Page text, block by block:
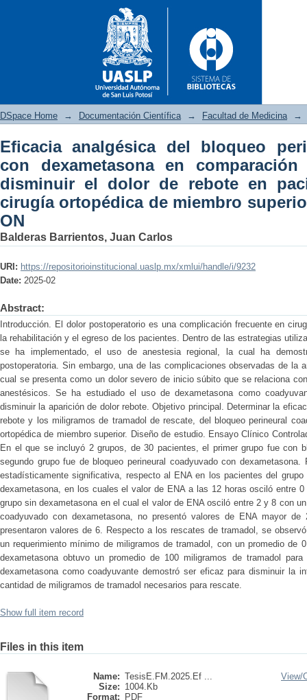
Eficacia analgésica del
comparación con
sometidos a cirugía
DSpace Home → Documentación Científica → Facultad de Medicina →
Eficacia analgésica del bloqueo
con dexametasona en
disminuir el dolor de rebote en
cirugía ortopédica de miembro
ON
Balderas Barrientos, Juan Carlos
URI: https://repositorioinstitucional.uaslp.mx/xmlui/handle/i/9232
Date: 2025-02
Abstract:
Introducción. El dolor postoperatorio es una complicación frecuente en
la rehabilitación y el egreso de los pacientes. Dentro de las estrategias
se ha implementado, el uso de anestesia regional, la cual ha
postoperatoria. Sin embargo, una de las complicaciones observadas de la
cual se presenta como un dolor severo de inicio súbito que se relaciona
anestésicos. Se ha estudiado el uso de dexametasona como
disminuir la aparición de dolor rebote. Objetivo principal. Determinar la
rebote y los miligramos de tramadol de rescate, del bloqueo perineural
ortopédica de miembro superior. Diseño de estudio. Ensayo Clínico
En el que se incluyó 2 grupos, de 30 pacientes, el primer grupo fue con
segundo grupo fue de bloqueo perineural coadyuvado con
estadísticamente significativa, respecto al ENA en los pacientes del grupo
dexametasona, en los cuales el valor de ENA a las 12 horas osciló entre
grupo sin dexametasona en el cual el valor de ENA osciló entre 2 y 8 con
coadyuvado con dexametasona, no presentó valores de ENA mayor
presentaron valores de 6. Respecto a los rescates de tramadol, se
un requerimiento mínimo de miligramos de tramadol, con un promedio de
dexametasona obtuvo un promedio de 100 miligramos de tramadol
dexametasona como coadyuvante demostró ser eficaz para disminuir la
cantidad de miligramos de tramadol necesarios para rescate.
Show full item record
Files in this item
Name: TesisE.FM.2025.Ef ...
Size: 1004.Kb
Format:
PDF
View/